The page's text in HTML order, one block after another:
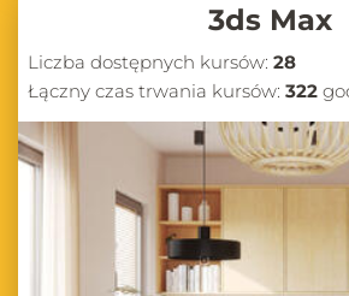
3ds Max
Liczba dostępnych kursów: 28
Łączny czas trwania kursów: 322